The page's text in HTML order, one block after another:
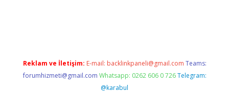
Reklam ve İletişim: E-mail: backlinkpaneli@gmail.com Teams:
forumhizmeti@gmail.com Whatsapp: 0262 606 0 726 Telegram:
@karabul